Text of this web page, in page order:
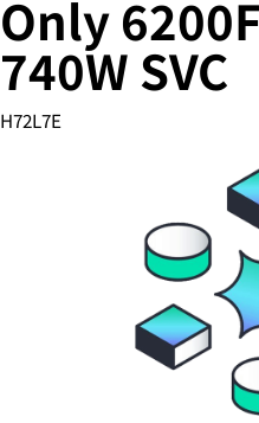
您的购物
立
Only
740W SVC
H72L7E